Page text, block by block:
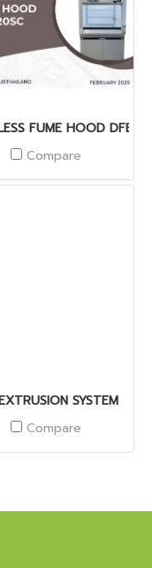
FUME HOOD DFE
Compare
SYSTEM
Compare